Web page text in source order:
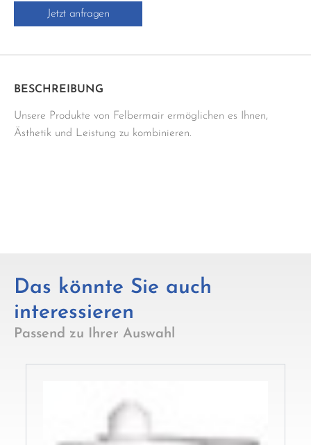
Jetzt anfragen
BESCHREIBUNG
Unsere Produkte von Felbermair ermöglichen es Ihnen,
Ästhetik und Leistung zu kombinieren.
Das könnte Sie auch
interessieren